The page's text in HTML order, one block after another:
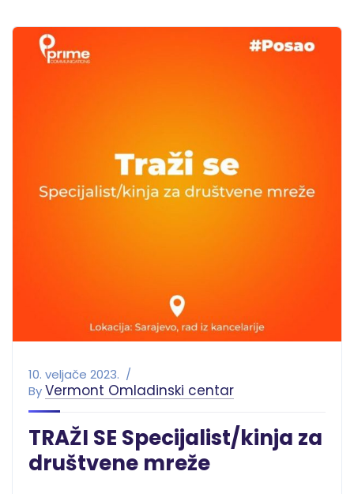
10. veljače 2023.
ByVermont Omladinski centar
TRAŽI SE Specijalist/kinja za
društvene mreže